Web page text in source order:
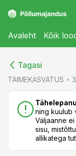
Avaleht Kõik
Tagasi
TAIMEKASVATUS
ning kuulub
Väljaanne
sisu,
allikatega